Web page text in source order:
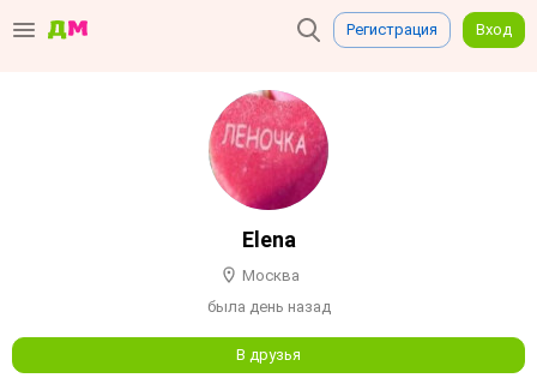
Регистрация Вход
Elena
Москва
была день назад
В друзья